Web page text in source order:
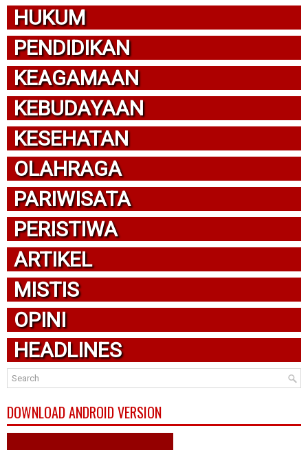
HUKUM
PENDIDIKAN
KEAGAMAAN
KEBUDAYAAN
KESEHATAN
OLAHRAGA
PARIWISATA
PERISTIWA
ARTIKEL
MISTIS
OPINI
HEADLINES
DOWNLOAD ANDROID VERSION